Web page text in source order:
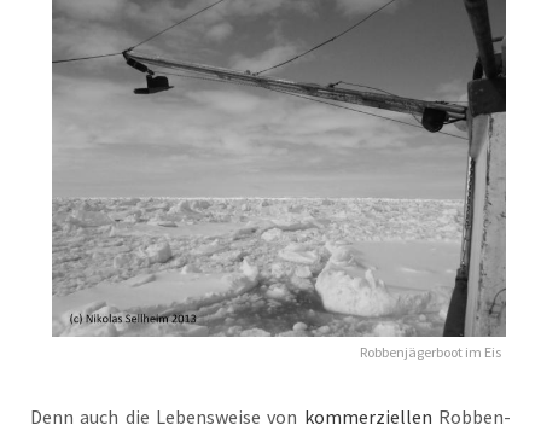
Robben­jäger­boot im Eis
Denn auch die Lebensweise von kom­merziellen Robben­